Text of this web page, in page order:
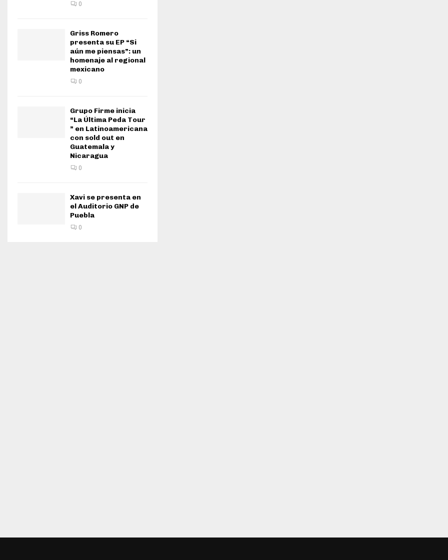
0
Griss Romero
presenta su EP “Si
aún me piensas”: un
homenaje al regional
mexicano
0
Grupo Firme inicia
“La Última Peda Tour
” en Latinoamericana
con sold out en
Guatemala y
Nicaragua
0
Xavi se presenta en
el Auditorio GNP de
Puebla
0